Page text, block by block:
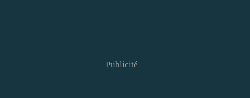
Publicité